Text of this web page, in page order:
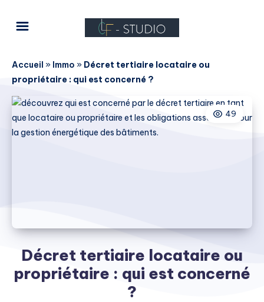
Accueil » Immo » Décret tertiaire locataire ou
propriétaire : qui est concerné ?
49
Décret tertiaire locataire ou
propriétaire : qui est concerné
?